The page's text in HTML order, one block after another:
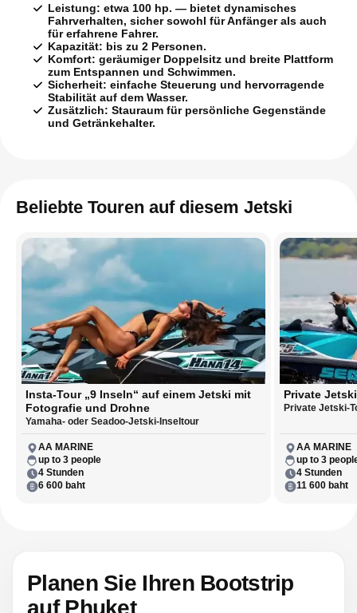
Leistung: etwa 100 hp. — bietet dynamisches
Fahrverhalten, sicher sowohl für Anfänger als auch
für erfahrene Fahrer.
Kapazität: bis zu 2 Personen.
Komfort: geräumiger Doppelsitz und breite Plattform
zum Entspannen und Schwimmen.
Sicherheit: einfache Steuerung und hervorragende
Stabilität auf dem Wasser.
Zusätzlich: Stauraum für persönliche Gegenstände
und Getränkehalter.
Beliebte Touren auf diesem Jetski
Insta-Tour „9 Inseln“ auf einem Jetski mit
Fotografie und Drohne
Yamaha- oder Seadoo-Jetski-Inseltour
AA MARINE
up to 3 people
4 Stunden
6 600 baht
Private
Private Jetski-
AA MARINE
up to 3
4 Stunden
11 600 baht
Planen Sie Ihren Bootstrip
auf Phuket